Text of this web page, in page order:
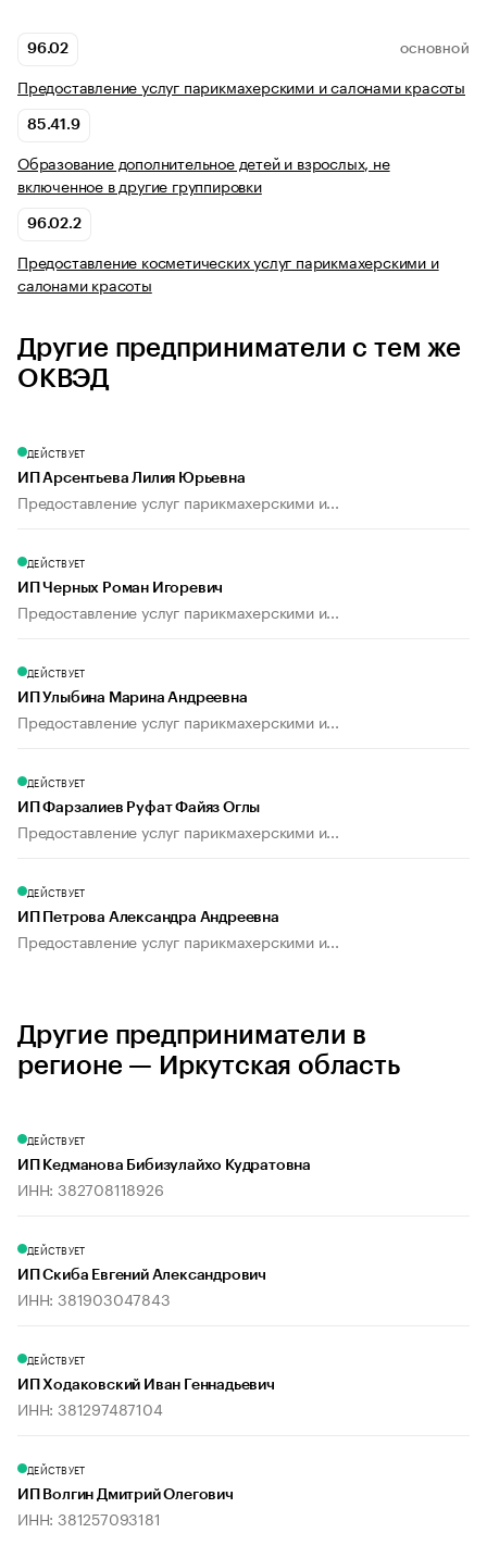
96.02 ОСНОВНОЙ
Предоставление услуг парикмахерскими и салонами красоты
85.41.9
Образование дополнительное детей и взрослых, не
включенное в другие группировки
96.02.2
Предоставление косметических услуг парикмахерскими и
салонами красоты
Другие предприниматели с тем же
ОКВЭД
ДЕЙСТВУЕТ
ИП Арсентьева Лилия Юрьевна
Предоставление услуг парикмахерскими и...
ДЕЙСТВУЕТ
ИП Черных Роман Игоревич
Предоставление услуг парикмахерскими и...
ДЕЙСТВУЕТ
ИП Улыбина Марина Андреевна
Предоставление услуг парикмахерскими и...
ДЕЙСТВУЕТ
ИП Фарзалиев Руфат Файяз Оглы
Предоставление услуг парикмахерскими и...
ДЕЙСТВУЕТ
ИП Петрова Александра Андреевна
Предоставление услуг парикмахерскими и...
Другие предприниматели в
регионе — Иркутская область
ДЕЙСТВУЕТ
ИП Кедманова Бибизулайхо Кудратовна
ИНН: 382708118926
ДЕЙСТВУЕТ
ИП Скиба Евгений Александрович
ИНН: 381903047843
ДЕЙСТВУЕТ
ИП Ходаковский Иван Геннадьевич
ИНН: 381297487104
ДЕЙСТВУЕТ
ИП Волгин Дмитрий Олегович
ИНН: 381257093181